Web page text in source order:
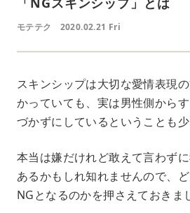
モテテク 2020.02.21 Fri
スキンシップは大切な愛情表現
かっていても、実は男性側から
づかずにしているということも少
本当は嫌だけれど敢えて言わず
あるかもしれ知れませんので、
NGとなるのかを押さえておきま